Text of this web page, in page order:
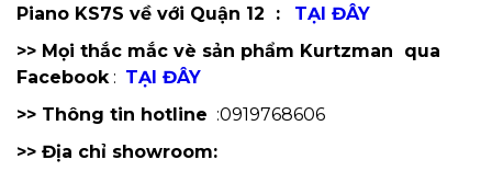
Piano KS7S về với Quận 12 :
TẠI ĐÂY
>> Mọi thắc mắc vè sản phẩm Kurtzman qua
Facebook: TẠI ĐÂY
>> Thông tin hotline :0919768606
>> Địa chỉ showroom: